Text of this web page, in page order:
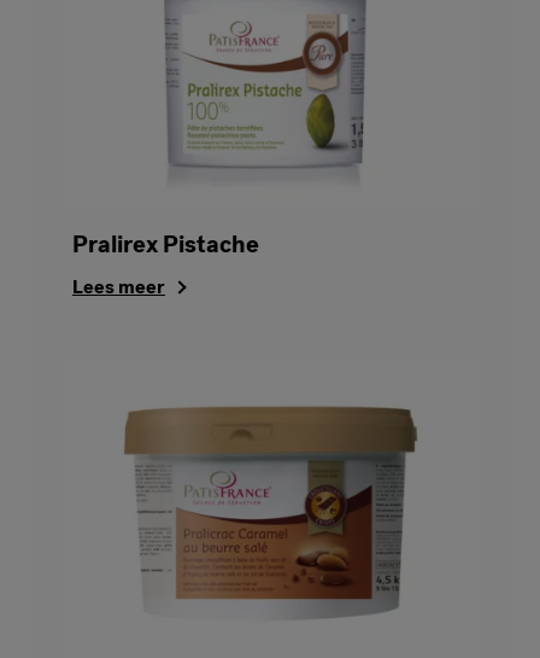
Pralirex Pistache
Lees meer